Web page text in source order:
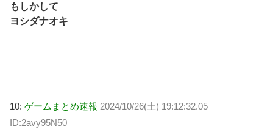
もしかして
ヨシダナオキ
10: ゲームまとめ速報 2024/10/26(土) 19:12:32.05
ID:2avy95N50